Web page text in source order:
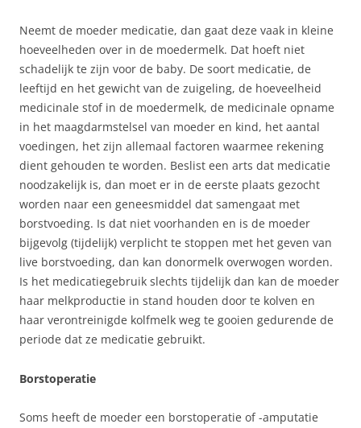
Neemt de moeder medicatie, dan gaat deze vaak in kleine
hoeveelheden over in de moedermelk. Dat hoeft niet
schadelijk te zijn voor de baby. De soort medicatie, de
leeftijd en het gewicht van de zuigeling, de hoeveelheid
medicinale stof in de moedermelk, de medicinale opname
in het maagdarmstelsel van moeder en kind, het aantal
voedingen, het zijn allemaal factoren waarmee rekening
dient gehouden te worden. Beslist een arts dat medicatie
noodzakelijk is, dan moet er in de eerste plaats gezocht
worden naar een geneesmiddel dat samengaat met
borstvoeding. Is dat niet voorhanden en is de moeder
bijgevolg (tijdelijk) verplicht te stoppen met het geven van
live borstvoeding, dan kan donormelk overwogen worden.
Is het medicatiegebruik slechts tijdelijk dan kan de moeder
haar melkproductie in stand houden door te kolven en
haar verontreinigde kolfmelk weg te gooien gedurende de
periode dat ze medicatie gebruikt.
Borstoperatie
Soms heeft de moeder een borstoperatie of -amputatie